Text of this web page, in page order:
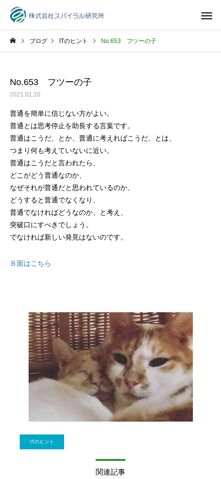
ブログ ITのヒント No.653 フツーの子
No.653 フツーの子
2021.01.20
普通を簡単に信じない方がよい。
普通とは思考停止を助長する言葉です。
普通はこうだ、とか、普通に考えればこうだ、とは、
つまり何も考えていないに近い。
普通はこうだと言われたら、
どこがどう普通なのか、
なぜそれが普通だと思われているのか、
どうすると普通でなくなり、
普通でなければどうなのか、と考え、
突破口にすべきでしょう。
でなければ新しい発見はないのです。
Ｂ面はこちら
ITのヒント
関連記事